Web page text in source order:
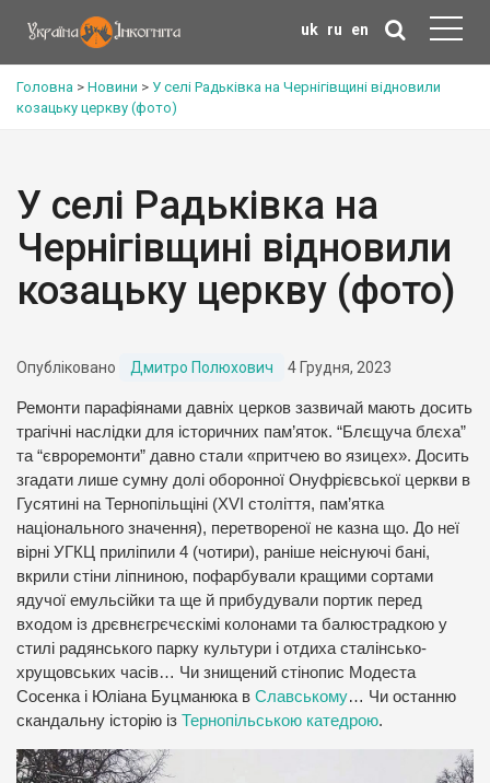
uk ru en
Головна > Новини > У селі Радьківка на Чернігівщині відновили
козацьку церкву (фото)
У селі Радьківка на
Чернігівщині відновили
козацьку церкву (фото)
Опубліковано Дмитро Полюхович 4 Грудня, 2023
Ремонти парафіянами давніх церков зазвичай мають досить
трагічні наслідки для історичних пам’яток. “Блєщуча блєха”
та “євроремонти” давно стали «притчею во язицех». Досить
згадати лише сумну долі оборонної Онуфрієвської церкви в
Гусятині на Тернопільщіні (XVI століття, пам’ятка
національного значення), перетвореної не казна що. До неї
вірні УГКЦ приліпили 4 (чотири), раніше неіснуючі бані,
вкрили стіни ліпниною, пофарбували кращими сортами
ядучої емульсійки та ще й прибудували портик перед
входом із дрєвнєгрєчєскімі колонами та балюстрадкою у
стилі радянського парку культури і отдиха сталінсько-
хрущовських часів… Чи знищений стінопис Модеста
Сосенка і Юліана Буцманюка в Славському… Чи останню
скандальну історію із Тернопільською катедрою.